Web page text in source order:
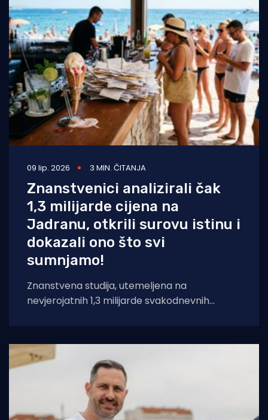
09 lip. 2026 3 MIN. ČITANJA
Znanstvenici analizirali čak
1,3 milijarde cijena na
Jadranu, otkrili surovu istinu i
dokazali ono što svi
sumnjamo!
Znanstvena studija, utemeljena na
nevjerojatnih 1,3 milijarde svakodnevnih
godinama